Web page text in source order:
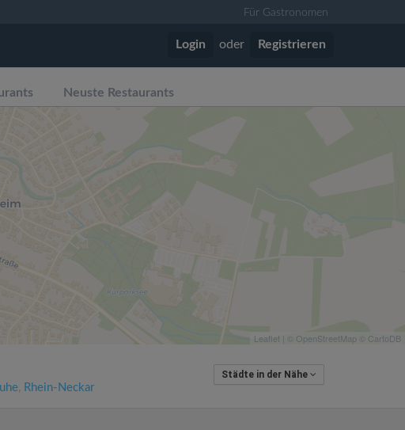
Für Gastronomen
Login oder Registrieren
Neuste Restaurants
Leaflet | © OpenStreetMap © CartoDB
, Rhein-Neckar
Städte in der Nähe